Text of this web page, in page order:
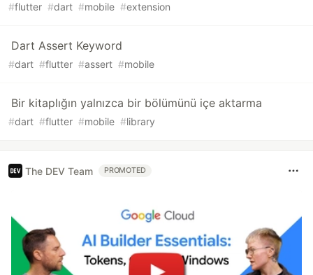
#flutter #dart #mobile #extension
Dart Assert Keyword
#dart #flutter #assert #mobile
Bir kitaplığın yalnızca bir bölümünü içe aktarma
#dart #flutter #mobile #library
The DEV Team PROMOTED